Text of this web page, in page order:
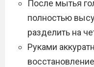
После мытья
полностью
разделить на
Руками